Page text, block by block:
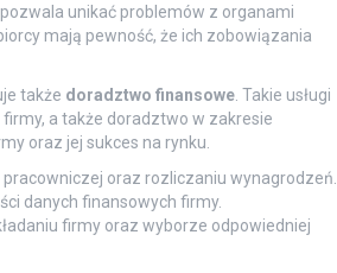
unikać problemów z organami
mają pewność, że ich zobowiązania
także doradztwo finansowe. Takie usługi
a także doradztwo w zakresie
oraz jej sukces na rynku.
oraz rozliczaniu wynagrodzeń.
danych finansowych firmy.
firmy oraz wyborze odpowiedniej